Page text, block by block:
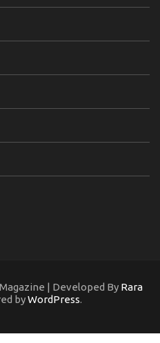
| Developed By Rara
byWordPress.